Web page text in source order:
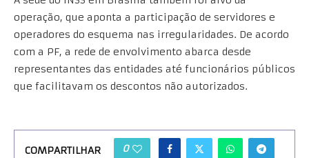
operação, que aponta a participação de servidores e
operadores do esquema nas irregularidades. De acordo
com a PF, a rede de envolvimento abarca desde
representantes das entidades até funcionários públicos
que facilitavam os descontos não autorizados.
COMPARTILHAR 0